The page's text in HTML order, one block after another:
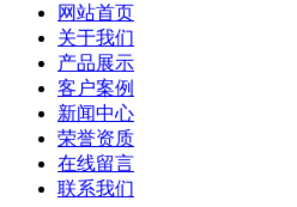
网站首页
关于我们
产品展示
客户案例
新闻中心
荣誉资质
在线留言
联系我们